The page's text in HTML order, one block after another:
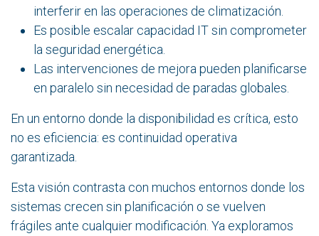
interferir en las operaciones de climatización.
Es posible escalar capacidad IT sin comprometer
la seguridad energética.
Las intervenciones de mejora pueden planificarse
en paralelo sin necesidad de paradas globales.
En un entorno donde la disponibilidad es crítica, esto
no es eficiencia: es continuidad operativa
garantizada.
Esta visión contrasta con muchos entornos donde los
sistemas crecen sin planificación o se vuelven
frágiles ante cualquier modificación. Ya exploramos